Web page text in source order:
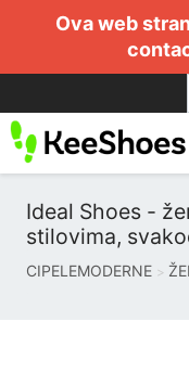
Ova web
Ideal Shoes -
stilovima,
CIPELEMODERNE